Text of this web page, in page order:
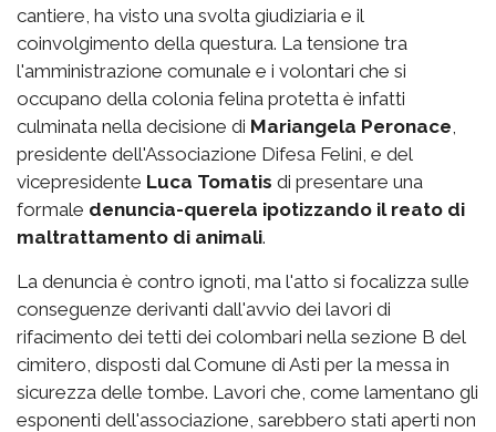
cantiere, ha visto una svolta giudiziaria e il
coinvolgimento della questura. La tensione tra
l'amministrazione comunale e i volontari che si
occupano della colonia felina protetta è infatti
culminata nella decisione di Mariangela Peronace
presidente dell'Associazione Difesa Felini, e del
vicepresidente Luca Tomatis di presentare una
formale denuncia-querela ipotizzando il reato di
maltrattamento di animali.
La denuncia è contro ignoti, ma l'atto si focalizza sulle
conseguenze derivanti dall'avvio dei lavori di
rifacimento dei tetti dei colombari nella sezione B del
cimitero, disposti dal Comune di Asti per la messa in
sicurezza delle tombe. Lavori che, come lamentano gli
esponenti dell'associazione, sarebbero stati aperti non